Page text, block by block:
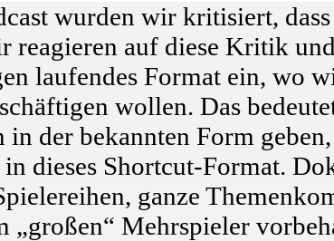
wurden wir kritisiert,
reagieren auf diese Kritik
laufendes Format ein, wo
wollen. Das
der bekannten Form
dieses Shortcut-Format.
ganze
„großen“ Mehrspieler